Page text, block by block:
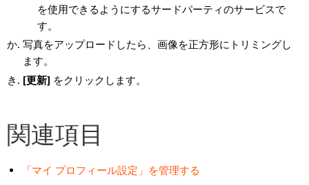
を使用できるようにするサードパーティのサービスで
す。
写真をアップロードしたら、画像を正方形にトリミングし
ます。
[更新] をクリックします。
関連項目
「マイ プロフィール設定」を管理する